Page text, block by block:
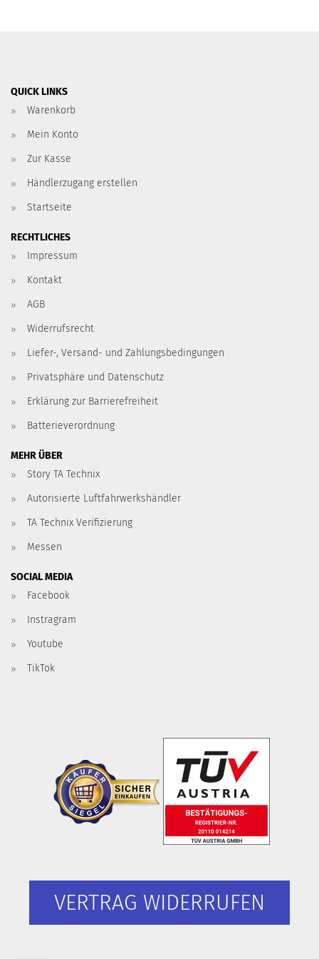
QUICK LINKS
Warenkorb
Mein Konto
Zur Kasse
Händlerzugang erstellen
Startseite
RECHTLICHES
Impressum
Kontakt
AGB
Widerrufsrecht
Liefer-, Versand- und Zahlungsbedingungen
Privatsphäre und Datenschutz
Erklärung zur Barrierefreiheit
Batterieverordnung
MEHR ÜBER
Story TA Technix
Autorisierte Luftfahrwerkshändler
TA Technix Verifizierung
Messen
SOCIAL MEDIA
Facebook
Instragram
Youtube
TikTok
VERTRAG WIDERRUFEN